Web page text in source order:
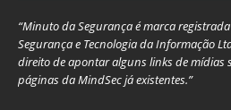
“Minuto da Segurança é marca
Segurança e Tecnologia da Informação
direito de apontar alguns links de mídias
páginas da MindSec já existentes.”